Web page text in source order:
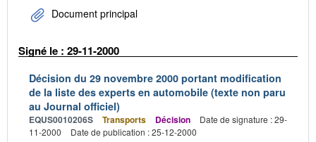
Document principal
Signé le : 29-11-2000
Décision du 29 novembre 2000 portant modification
de la liste des experts en automobile (texte non paru
au Journal officiel)
EQUS0010206S Transports Décision
Date de signature : 29-
11-2000
Date de publication : 25-12-2000